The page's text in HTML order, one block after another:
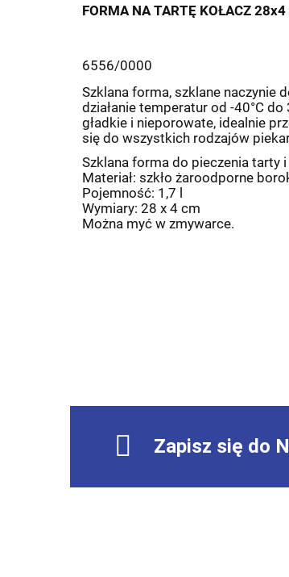
FORMA NA TARTĘ KOŁACZ
6556/0000
Szklana forma, szklane naczynie
działanie temperatur od -40°C
gładkie i nieporowate, idealnie
się do wszystkich rodzajów
Szklana forma do pieczenia tarty
Materiał: szkło żaroodporne
Pojemność: 1,7 l
Wymiary: 28 x 4 cm
Można myć w zmywarce.
Zapisz się do